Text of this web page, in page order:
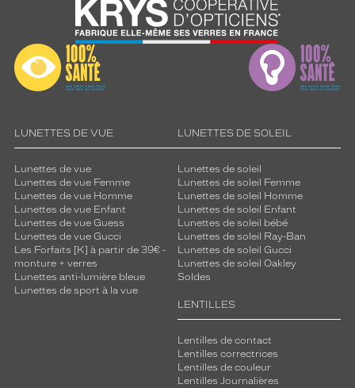
LUNETTES DE VUE
Lunettes de vue
Lunettes de vue Femme
Lunettes de vue Homme
Lunettes de vue Enfant
Lunettes de vue Guess
Lunettes de vue Gucci
Les Forfaits [K] à partir de 39€ -
monture + verres
Lunettes anti-lumière bleue
Lunettes de sport à la vue
LUNETTES DE SOLEIL
Lunettes de soleil
Lunettes de soleil Femme
Lunettes de soleil Homme
Lunettes de soleil Enfant
Lunettes de soleil bébé
Lunettes de soleil Ray-Ban
Lunettes de soleil Gucci
Lunettes de soleil Oakley
Soldes
LENTILLES
Lentilles de contact
Lentilles correctrices
Lentilles de couleur
Lentilles Journalières